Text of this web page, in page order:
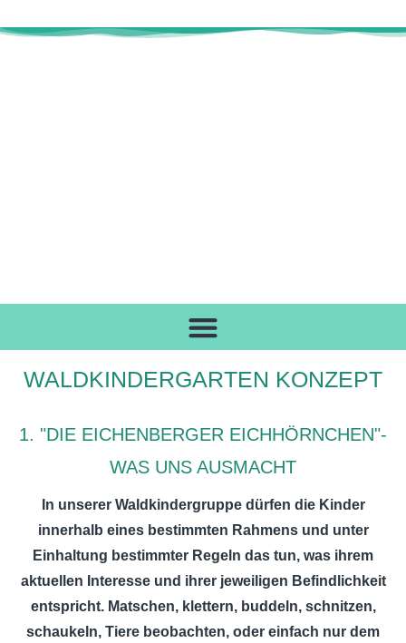
WALDKINDERGARTEN KONZEPT
1. "DIE EICHENBERGER EICHHÖRNCHEN"-
WAS UNS AUSMACHT
In unserer Waldkindergruppe dürfen die Kinder
innerhalb eines bestimmten Rahmens und unter
Einhaltung bestimmter Regeln das tun, was ihrem
aktuellen Interesse und ihrer jeweiligen Befindlichkeit
entspricht. Matschen, klettern, buddeln, schnitzen,
schaukeln, Tiere beobachten, oder einfach nur dem